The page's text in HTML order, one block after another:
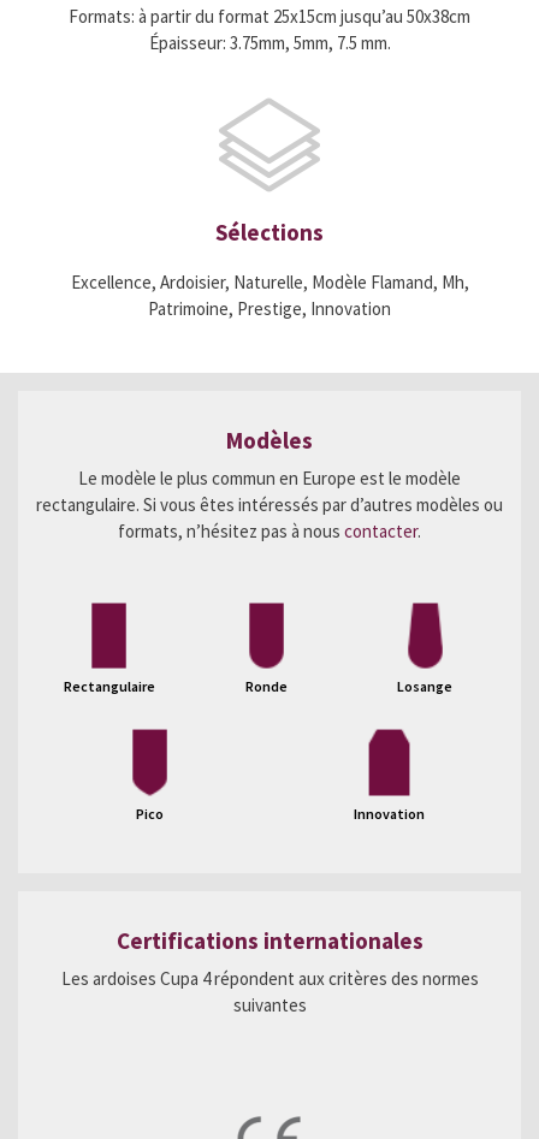
Formats: à partir du format 25x15cm jusqu’au 50x38cm
Épaisseur: 3.75mm, 5mm, 7.5 mm.
Sélections
Excellence, Ardoisier, Naturelle, Modèle Flamand, Mh,
Patrimoine, Prestige, Innovation
Modèles
Le modèle le plus commun en Europe est le modèle
rectangulaire. Si vous êtes intéressés par d’autres modèles ou
formats, n’hésitez pas à nous contacter.
Rectangulaire Ronde Losange
Pico Innovation
Certifications internationales
Les ardoises Cupa 4 répondent aux critères des normes
suivantes